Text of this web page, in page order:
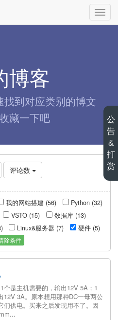
切
换
博客
到对应类别的博文
藏一下吧
评论数
我的网站搭建 (56)
Python (32)
VSTO (15)
数据库 (13)
Linux&服务器 (7)
硬件 (5)
除条件
个是主机需要的，输出12V 5A；1
12V 3A。原本想用那种DC一母两公
们供电。买来之后发现用不了。因
公
告
&
打
赏